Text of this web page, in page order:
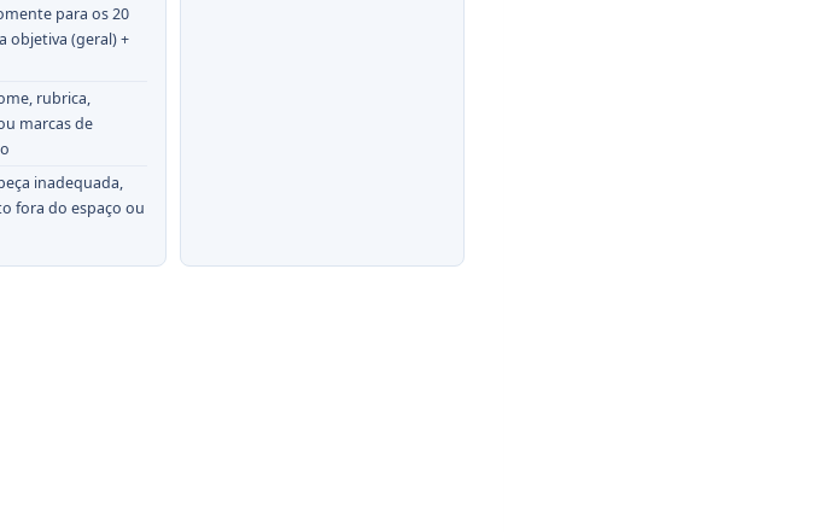
para os 20
objetiva (geral) +
rubrica,
marcas de
inadequada,
fora do espaço ou